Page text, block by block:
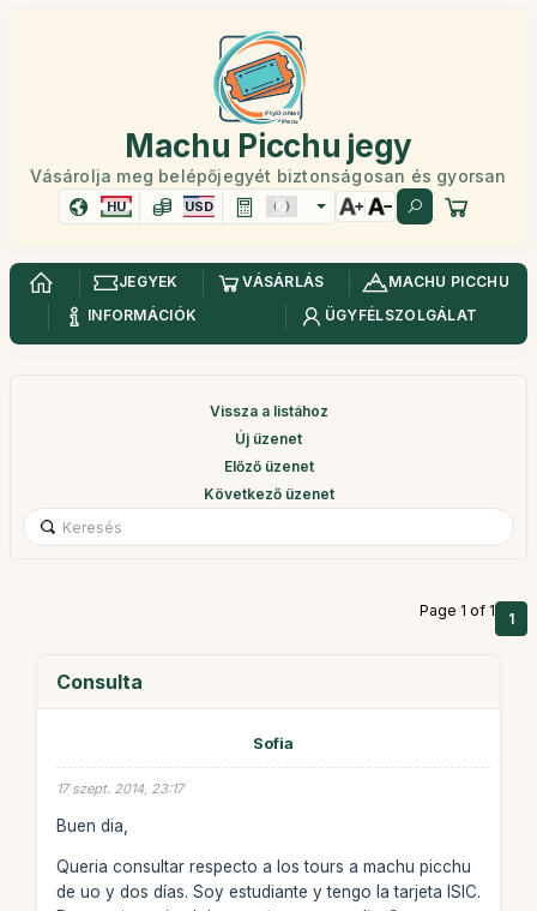
Machu Picchu jegy
Vásárolja meg belépőjegyét biztonságosan és gyorsan
HU USD
JEGYEK VÁSÁRLÁS
MACHU PICCHU
INFORMÁCIÓK
ÜGYFÉLSZOLGÁLAT
Vissza a listához
Új üzenet
Előző üzenet
Következő üzenet
Page 1 of 1 1
Consulta
Sofia
17 szept. 2014, 23:17
Buen dia,
Queria consultar respecto a los tours a machu picchu
de uo y dos días. Soy estudiante y tengo la tarjeta ISIC.